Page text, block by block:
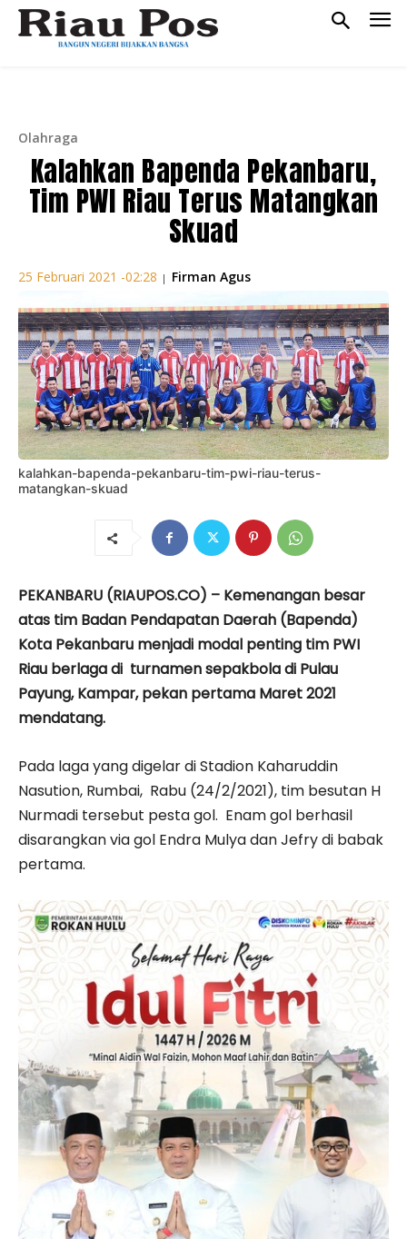
Olahraga
Kalahkan Bapenda Pekanbaru,
Tim PWI Riau Terus Matangkan
Skuad
25 Februari 2021 -02:28 | Firman Agus
kalahkan-bapenda-pekanbaru-tim-pwi-riau-terus-
matangkan-skuad
PEKANBARU (RIAUPOS.CO) – Kemenangan besar
atas tim Badan Pendapatan Daerah (Bapenda)
Kota Pekanbaru menjadi modal penting tim PWI
Riau berlaga di turnamen sepakbola di Pulau
Payung, Kampar, pekan pertama Maret 2021
mendatang.
Pada laga yang digelar di Stadion Kaharuddin
Nasution, Rumbai, Rabu (24/2/2021), tim besutan H
Nurmadi tersebut pesta gol. Enam gol berhasil
disarangkan via gol Endra Mulya dan Jefry di babak
pertama.